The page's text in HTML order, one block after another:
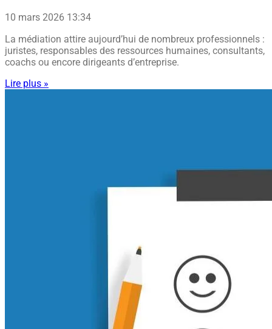
10 mars 2026 13:34
La médiation attire aujourd’hui de nombreux professionnels :
juristes, responsables des ressources humaines, consultants,
coachs ou encore dirigeants d’entreprise.
Lire plus »